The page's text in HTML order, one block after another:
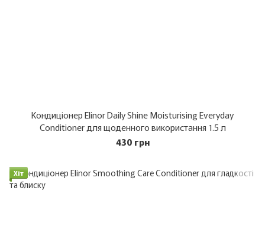
Кондиціонер Elinor Daily Shine Moisturising Everyday
Conditioner для щоденного використання 1.5 л
430 грн
Хіт